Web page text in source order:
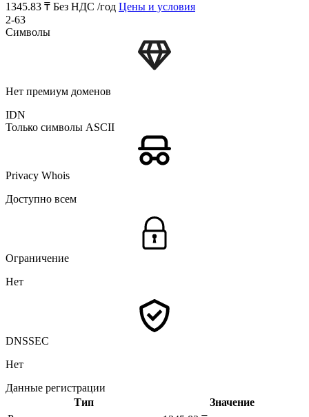
1345.83 ₸ Без НДС /год Цены и условия
2-63
Символы
Нет премиум доменов
IDN
Только символы ASCII
Privacy Whois
Доступно всем
Ограничение
Нет
DNSSEC
Нет
Данные регистрации
Тип
Значение